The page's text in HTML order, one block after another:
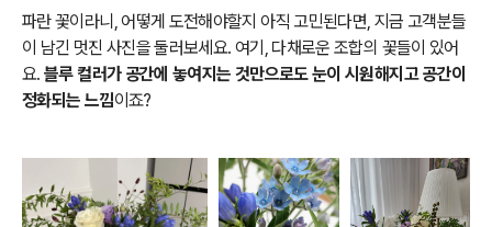
파란 꽃이라니, 어떻게 도전해야할지 아직 고민된다면, 지금 고객분들
이 남긴 멋진 사진을 둘러보세요. 여기, 다채로운 조합의 꽃들이 있어
요.블루 컬러가 공간에 놓여지는 것만으로도 눈이 시원해지고 공간이
정화되는 느낌이죠?